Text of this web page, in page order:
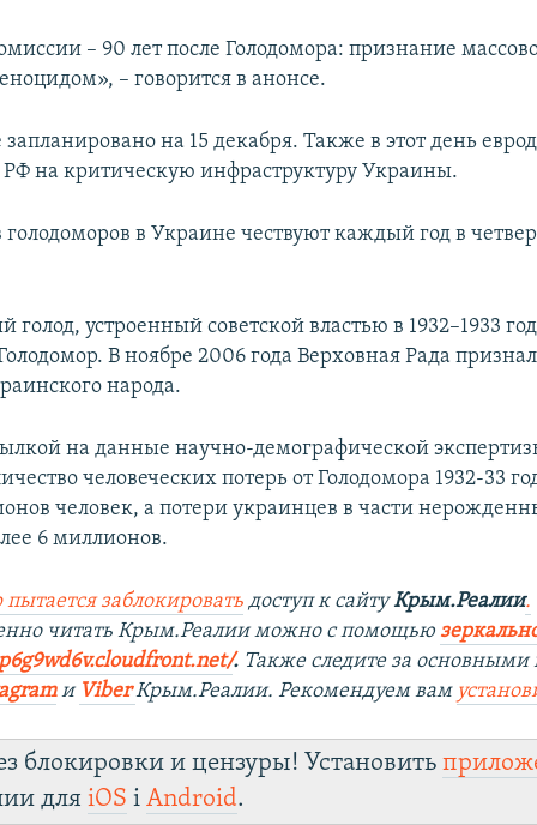
– 90 лет после Голодомора: признание
– говорится в анонсе.
на 15 декабря. Также в этот день
РФ на критическую инфраструктуру Украины.
в Украине чествуют каждый год в
голод, устроенный советской властью в 1932–1933
В ноябре 2006 года Верховная Рада
народа.
на данные научно-демографической
человеческих потерь от Голодомора 1932-33
человек, а потери украинцев в части
6 миллионов.
заблокировать доступ к сайтуКрым.Реалии.
читать Крым.Реалии можно с помощью
. ​ Также следите за основными
и ViberКрым.Реалии. Рекомендуем вам
блокировки и цензуры! Установить
дляiOS іAndroid.